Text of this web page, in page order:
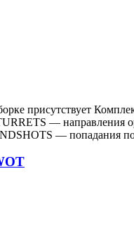
присутствует
— направления
— попадания